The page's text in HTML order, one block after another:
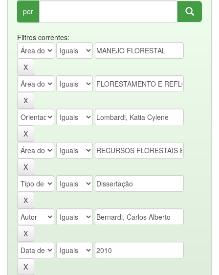
por
Filtros correntes: